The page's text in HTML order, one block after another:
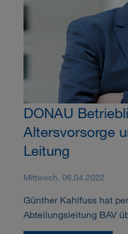
DONAU
Altersvorsorge
Leitung
Mittwoch, 06.04.2022
Günther Kahlfuss hat
Abteilungsleitung BAV